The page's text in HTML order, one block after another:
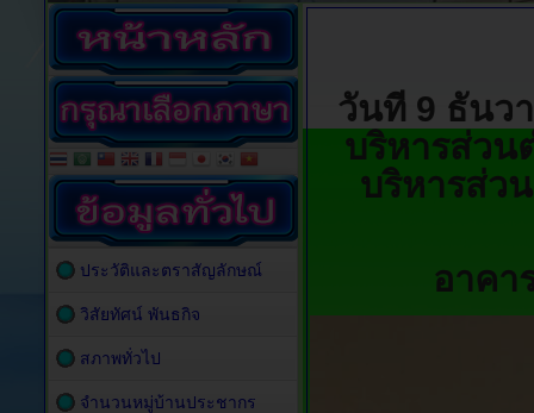
วันที่ 9 ธันว
บริหารส่วน
บริหารส่ว
อาคา
ประวัติและตราสัญลักษณ์
วิสัยทัศน์ พันธกิจ
สภาพทั่วไป
จำนวนหมู่บ้านประชากร